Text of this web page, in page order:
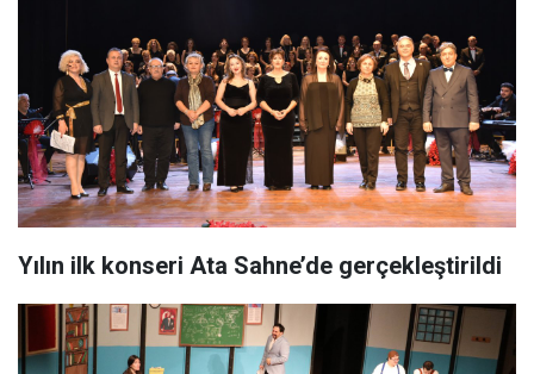
Yılın ilk konseri Ata Sahne’de gerçekleştirildi